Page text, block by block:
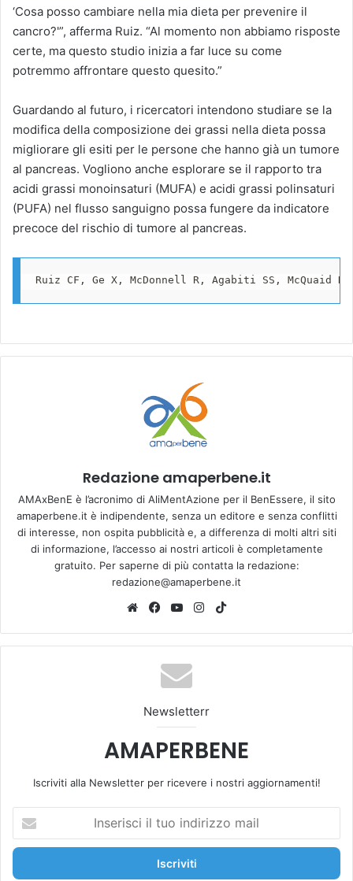
‘Cosa posso cambiare nella mia dieta per prevenire il
cancro?'”, afferma Ruiz. “Al momento non abbiamo risposte
certe, ma questo studio inizia a far luce su come
potremmo affrontare questo quesito.”
Guardando al futuro, i ricercatori intendono studiare se la
modifica della composizione dei grassi nella dieta possa
migliorare gli esiti per le persone che hanno già un tumore
al pancreas. Vogliono anche esplorare se il rapporto tra
acidi grassi monoinsaturi (MUFA) e acidi grassi polinsaturi
(PUFA) nel flusso sanguigno possa fungere da indicatore
precoce del rischio di tumore al pancreas.
Ruiz CF, Ge X, McDonnell R, Agabiti SS, McQuaid
Redazione amaperbene.it
AMAxBenE è l’acronimo di AliMentAzione per il BenEssere, il sito
amaperbene.it è indipendente, senza un editore e senza conflitti
di interesse, non ospita pubblicità e, a differenza di molti altri siti
di informazione, l’accesso ai nostri articoli è completamente
gratuito. Per saperne di più contatta la redazione:
redazione@amaperbene.it
We
te
Fa
bo
ok
Yo
Tu
be
Ins
ra
k
Newsletterr
AMAPERBENE
Iscriviti alla Newsletter per ricevere i nostri aggiornamenti!
s